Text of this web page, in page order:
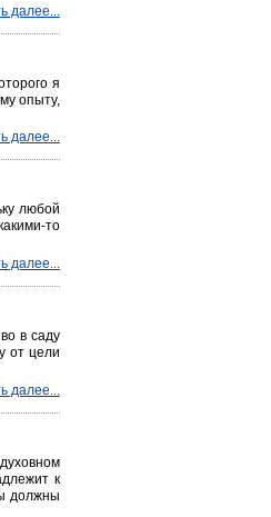
далее...
я
опыту,
далее...
любой
то
далее...
в саду
от цели
далее...
к
должны